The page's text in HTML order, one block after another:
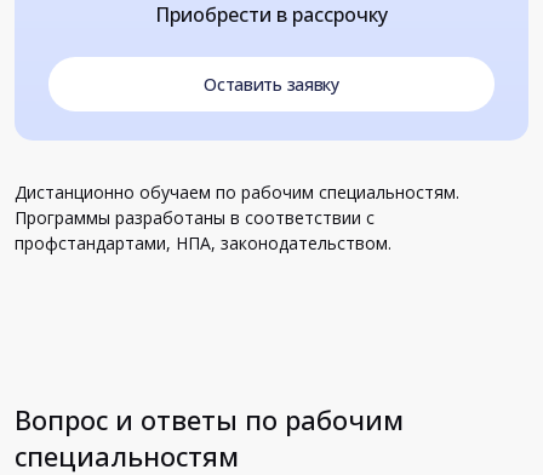
Приобрести в рассрочку
Оставить заявку
Дистанционно обучаем по рабочим специальностям.
Программы разработаны в соответствии с
профстандартами, НПА, законодательством.
Вопрос и ответы по рабочим
специальностям